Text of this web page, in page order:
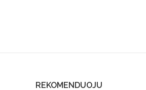
REKOMENDUOJU